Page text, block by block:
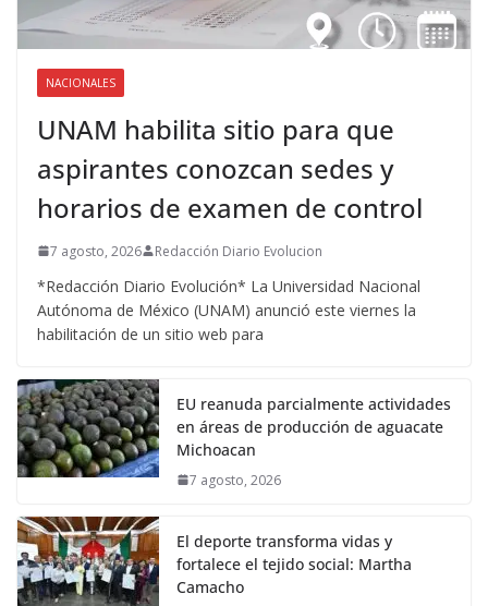
NACIONALES
UNAM habilita sitio para que
aspirantes conozcan sedes y
horarios de examen de control
7 agosto, 2026 Redacción Diario Evolucion
*Redacción Diario Evolución* La Universidad Nacional
Autónoma de México (UNAM) anunció este viernes la
habilitación de un sitio web para
EU reanuda parcialmente actividades
en áreas de producción de aguacate
Michoacan
7 agosto, 2026
El deporte transforma vidas y
fortalece el tejido social: Martha
Camacho